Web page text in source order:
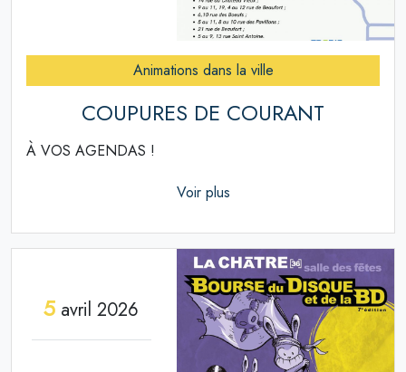
Animations dans la ville
COUPURES DE COURANT
À VOS AGENDAS !
Voir plus
5 avril 2026